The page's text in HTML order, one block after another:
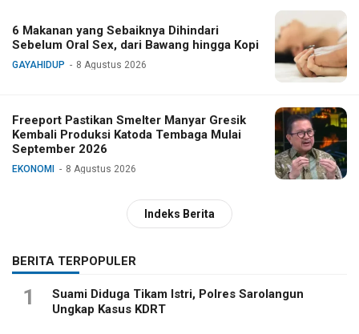
6 Makanan yang Sebaiknya Dihindari
Sebelum Oral Sex, dari Bawang hingga Kopi
GAYAHIDUP 8 Agustus 2026
Freeport Pastikan Smelter Manyar Gresik
Kembali Produksi Katoda Tembaga Mulai
September 2026
EKONOMI 8 Agustus 2026
Indeks Berita
BERITA TERPOPULER
1
Suami Diduga Tikam Istri, Polres Sarolangun
Ungkap Kasus KDRT